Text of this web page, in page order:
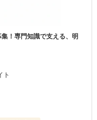
！専門知識で支える、明
ト